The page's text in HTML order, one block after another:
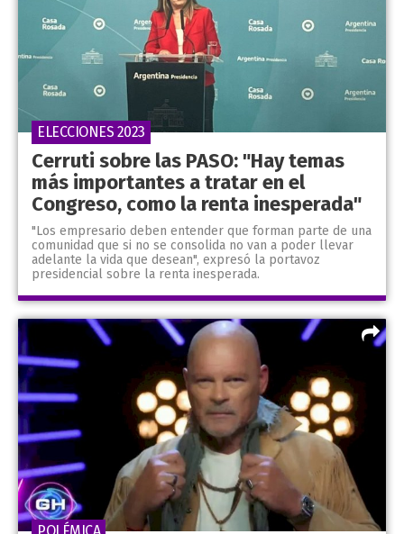
Cerruti sobre las PASO: "Hay temas
más importantes a tratar en el
Congreso, como la renta inesperada"
"Los empresario deben entender que forman parte de una
comunidad que si no se consolida no van a poder llevar
adelante la vida que desean", expresó la portavoz
presidencial sobre la renta inesperada.
ELECCIONES 2023